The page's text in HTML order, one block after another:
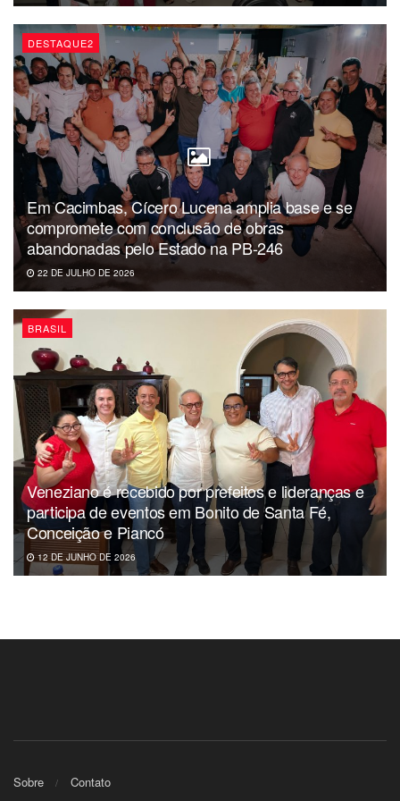
O Senador paraibano afirmou ainda que a intenção do seu
Projeto é proteger e incentivar a prática, garantindo aos
artistas profissionais o direito ao trabalho. “Reconhecemos
também que as apresentações devem ocorrer de maneira
organizada, para que não haja prejuízo ao bem-estar dos
usuários e tampouco à qualidade dos serviços de
transporte”, finalizou.
DESTAQUE2
Em Cacimbas, Cícero Lucena amplia base e se
compromete com conclusão de obras
abandonadas pelo Estado na PB-246
22 DE JULHO DE 2026
BRASIL
Veneziano é recebido por prefeitos e lideranças e
participa de eventos em Bonito de Santa Fé,
Conceição e Piancó
12 DE JUNHO DE 2026
Sobre Contato